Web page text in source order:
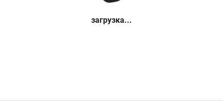
загрузка...